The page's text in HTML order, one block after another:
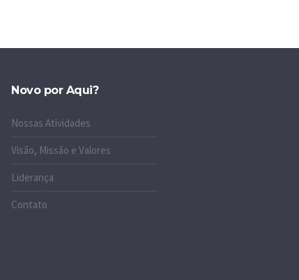
Novo por Aqui?
Nossas Atividades
Visão, Missão e Valores
Liderança
Contato